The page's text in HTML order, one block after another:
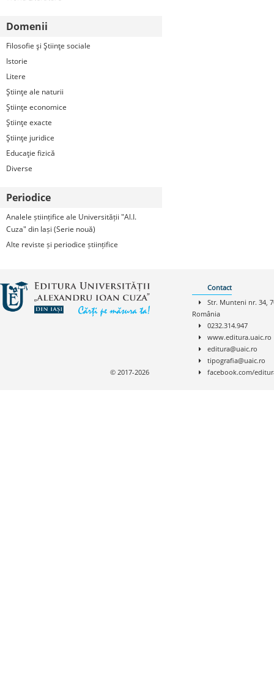
Domenii
Filosofie şi Ştiinţe sociale
Istorie
Litere
Ştiinţe ale naturii
Ştiinţe economice
Ştiinţe exacte
Ştiinţe juridice
Educaţie fizică
Diverse
Periodice
Analele științifice ale Universității "Al.I.
Cuza" din Iași (Serie nouă)
Alte reviste și periodice științifice
Contact
Str. Munteni nr. 34,
România
0232.314.947
www.editura.uaic.ro
editura@uaic.ro
tipografia@uaic.ro
facebook.com/
© 2017-2026